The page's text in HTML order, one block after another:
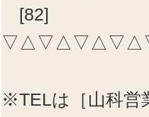
[82]
※TELは［山科営